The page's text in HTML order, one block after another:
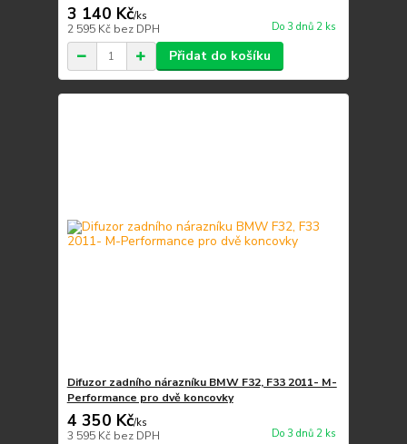
3 140 Kč/ks
2 595 Kč bez DPH Do 3 dnů 2 ks
Přidat do košíku
Difuzor zadního nárazníku BMW F32, F33 2011- M-
Performance pro dvě koncovky
4 350 Kč/ks
3 595 Kč bez DPH Do 3 dnů 2 ks